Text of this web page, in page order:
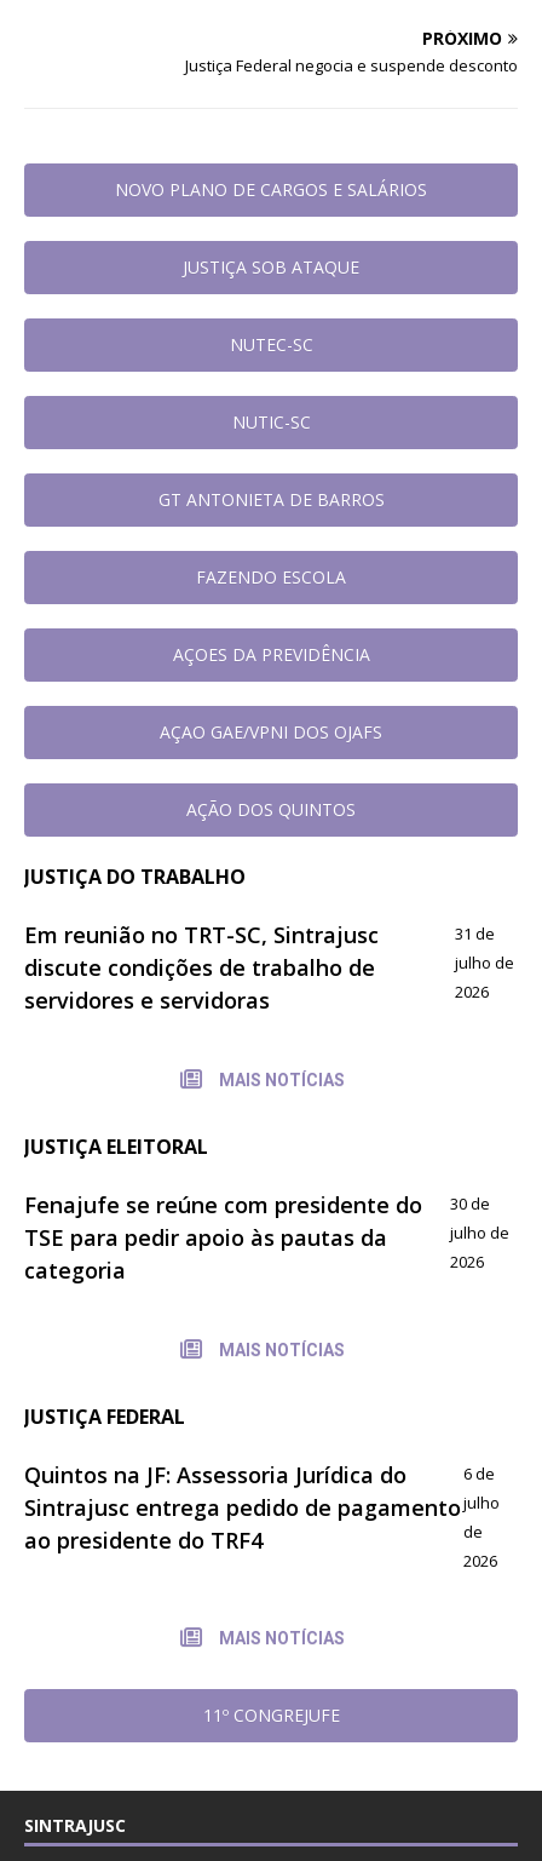
PRÓXIMO
Justiça Federal negocia e suspende desconto
NOVO PLANO DE CARGOS E SALÁRIOS
JUSTIÇA SOB ATAQUE
NUTEC-SC
NUTIC-SC
GT ANTONIETA DE BARROS
FAZENDO ESCOLA
AÇOES DA PREVIDÊNCIA
AÇAO GAE/VPNI DOS OJAFS
AÇÃO DOS QUINTOS
JUSTIÇA DO TRABALHO
Em reunião no TRT-SC, Sintrajusc
discute condições de trabalho de
servidores e servidoras
31 de
julho de
2026
MAIS NOTÍCIAS
JUSTIÇA ELEITORAL
Fenajufe se reúne com presidente do
TSE para pedir apoio às pautas da
categoria
30 de
julho de
2026
MAIS NOTÍCIAS
JUSTIÇA FEDERAL
Quintos na JF: Assessoria Jurídica do
Sintrajusc entrega pedido de pagamento
ao presidente do TRF4
6 de
julho
de
2026
MAIS NOTÍCIAS
11º CONGREJUFE
SINTRAJUSC